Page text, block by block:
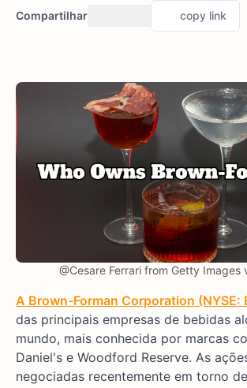
Compartilhar copy link
@Cesare Ferrari from Getty Images
A Brown-Forman Corporation (NYSE:
das principais empresas de bebidas
mundo, mais conhecida por marcas
Daniel's e Woodford Reserve. As
negociadas recentemente em torno de